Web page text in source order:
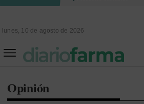
lunes, 10 de agosto de 2026
Opinión